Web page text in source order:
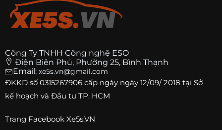
Công Ty TNHH Công nghệ ESO
Điện Biên Phủ, Phường 25, Bình Thạnh
Email: xe5s.vn@gmail.com
ĐKKD số 0315267906 cấp ngày ngày 12/09/ 2018 tại Sở
kế hoạch và Đầu tư TP. HCM
Trang Facebook Xe5s.VN